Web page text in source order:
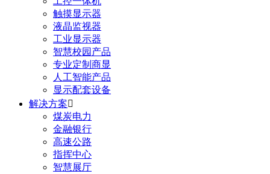
触摸显示器
液晶监视器
工业显示器
智慧校园产品
专业定制商显
人工智能产品
显示配套设备
解决方案
煤炭电力
金融银行
高速公路
指挥中心
智慧展厅